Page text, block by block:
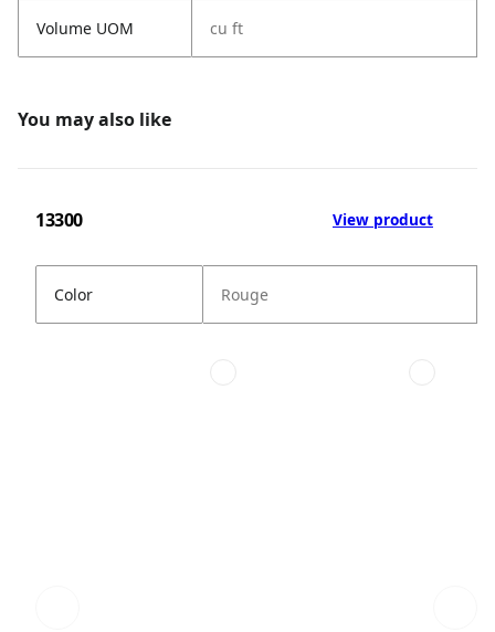
Volume UOM cu ft
You may also like
13300 View product
Color Rouge